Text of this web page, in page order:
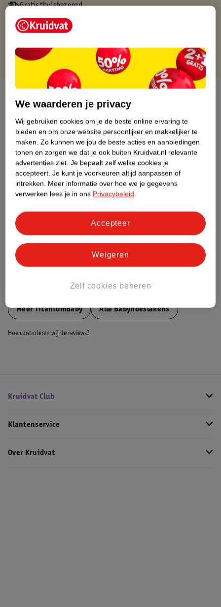
Gratis thuisbezorgd
Gratis retourneren via verkooppartner.
Gratis punten met je Kruidvat kaart
Productinformatie
Etiketinformatie
Nature Impact Score
Dit product heeft (nog) geen Nature
Impact Score.
Meer informatie
Bestel & Bezorginformatie
MeerTitaniumBaby Alle Babyhoeslakens
Hoe controleren wij de reviews?
Kruidvat Club
Klantenservice
Over Kruidvat
We waarderen je privacy
Wij gebruiken cookies om je de beste online ervaring te
bieden en om onze website persoonlijker en makkelijker te
maken. Zo kunnen we jou de beste acties en aanbiedingen
tonen en zorgen we dat je ook buiten Kruidvat.nl relevante
advertenties ziet. Je bepaalt zelf welke cookies je
accepteert. Je kunt je voorkeuren altijd aanpassen of
intrekken. Meer informatie over hoe we je gegevens
verwerken lees je in ons Privacybeleid.
Zelf cookies beheren
Weigeren
Accepteer